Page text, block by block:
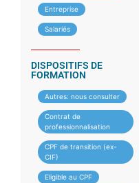
Entreprise
Salariés
DISPOSITIFS DE
FORMATION
Autres: nous consulter
Contrat de
professionnalisation
CPF de transition (ex-
CIF)
Eligible au CPF